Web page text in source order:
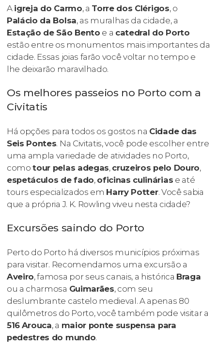
A igreja do Carmo, a Torre dos Clérigos, o
Palácio da Bolsa, as muralhas da cidade, a
Estação de São Bento e a catedral do Porto
estão entre os monumentos mais importantes da
cidade. Essas joias farão você voltar no tempo e
lhe deixarão maravilhado.
Os melhores passeios no Porto com a
Civitatis
Há opções para todos os gostos na Cidade das
Seis Pontes. Na Civitatis, você pode escolher entre
uma ampla variedade de atividades no Porto,
comotour pelas adegas, cruzeiros pelo Douro,
espetáculos de fado, oficinas culinárias e até
tours especializados em Harry Potter. Você sabia
que a própria J. K. Rowling viveu nesta cidade?
Excursões saindo do Porto
Perto do Porto há diversos municípios próximas
para visitar. Recomendamos uma excursão a
Aveiro, famosa por seus canais, a histórica Braga
ou a charmosa Guimarães, com seu
deslumbrante castelo medieval. A apenas 80
quilômetros do Porto, você também pode visitar a
516 Arouca, a maior ponte suspensa para
pedestres do mundo.